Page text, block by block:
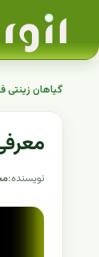
گیاهان زینتی
نویسنده: